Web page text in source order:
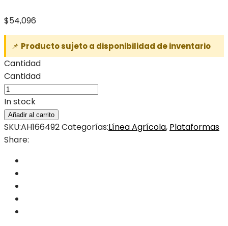
$54,096
📌 Producto sujeto a disponibilidad de inventario
Cantidad
Cantidad
In stock
Añadir al carrito
SKU:AH166492Categorías:Línea Agrícola, Plataformas
Share: